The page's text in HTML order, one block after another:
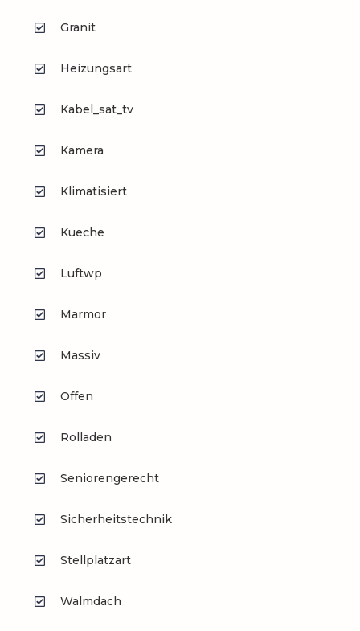
Granit
Heizungsart
Kabel_sat_tv
Kamera
Klimatisiert
Kueche
Luftwp
Marmor
Massiv
Offen
Rolladen
Seniorengerecht
Sicherheitstechnik
Stellplatzart
Walmdach